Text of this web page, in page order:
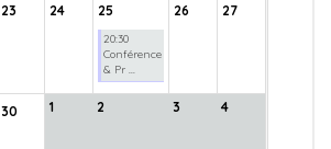
23 24 25
20:30
Conférence
& Pr ...
26 27
30 1 2 3 4